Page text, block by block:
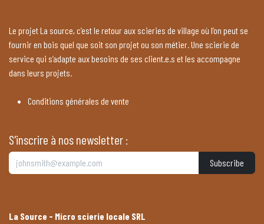
Le projet La source, c’est le retour aux scieries de village où l’on peut se
fournir en bois quel que soit son projet ou son métier. Une scierie de
service qui s’adapte aux besoins de ses client.e.s et les accompagne
dans leurs projets.
Conditions générales de vente
S'inscrire à nos newsletter :
Subscribe
La Source - Micro scierie locale SRL